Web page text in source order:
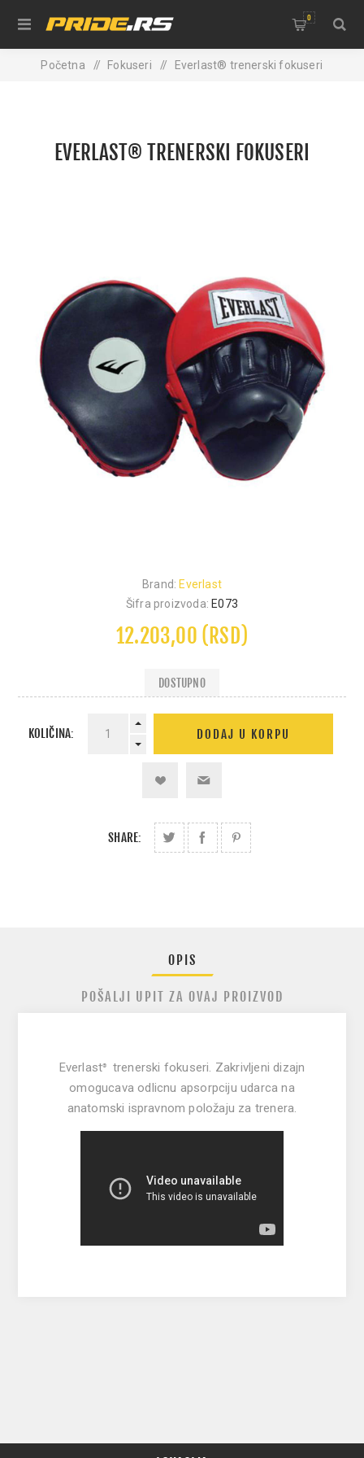
0
Početna / Fokuseri / Everlast® trenerski fokuseri
EVERLAST® TRENERSKI FOKUSERI
Brand: Everlast
Šifra proizvoda: E073
12.203,00 (RSD)
DOSTUPNO
KOLIČINA:
SHARE:
OPIS
POŠALJI UPIT ZA OVAJ PROIZVOD
Everlast® trenerski fokuseri. Zakrivljeni dizajn
omogucava odlicnu apsorpciju udarca na
anatomski ispravnom položaju za trenera.